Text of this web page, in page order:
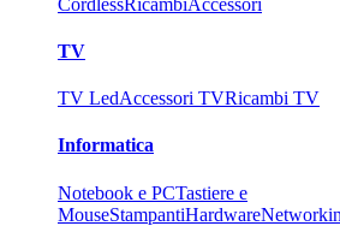
TV
TV LedAccessori TVRicambi TV
Informatica
Notebook e PCTastiere e
MouseStampantiHardware